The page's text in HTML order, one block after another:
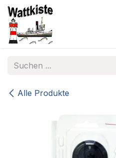
Zum Inhalt springen
Alle Produkte